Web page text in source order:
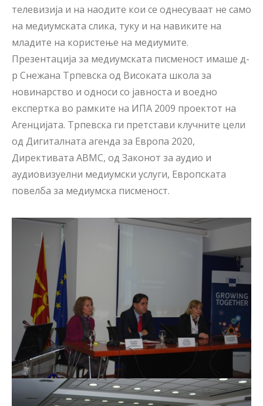
телевизија и на наодите кои се однесуваат не само
на медиумската слика, туку и на навиките на
младите на користење на медиумите.
Презентација за медиумската писменост имаше д-
р Снежана Трпевска од Високата школа за
новинарство и односи со јавноста и воедно
експертка во рамките на ИПА 2009 проектот на
Агенцијата. Трпевска ги претстави клучните цели
од Дигиталната агенда за Европа 2020,
Директивата АВМС, од Законот за аудио и
аудиовизуелни медиумски услуги, Европската
повелба за медиумска писменост.